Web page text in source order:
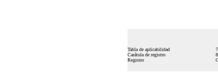
Tabla de aplicabilidad
Carátula de registro
Registro